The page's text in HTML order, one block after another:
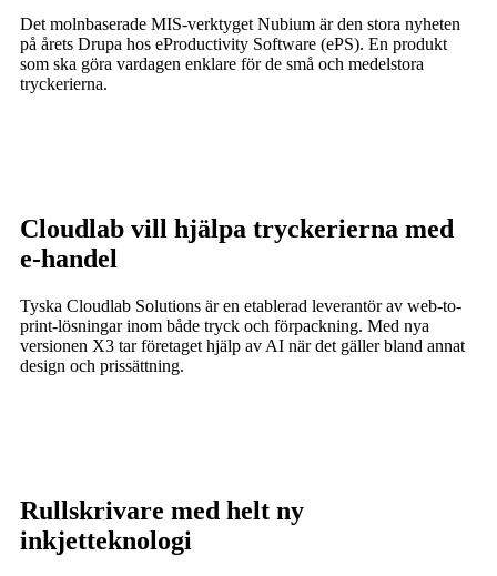
Det molnbaserade MIS-verktyget Nubium är den stora nyheten
på årets Drupa hos eProductivity Software (ePS). En produkt
som ska göra vardagen enklare för de små och medelstora
tryckerierna.
Cloudlab vill hjälpa tryckerierna med
e-handel
Tyska Cloudlab Solutions är en etablerad leverantör av web-to-
print-lösningar inom både tryck och förpackning. Med nya
versionen X3 tar företaget hjälp av AI när det gäller bland annat
design och prissättning.
Rullskrivare med helt ny
inkjetteknologi